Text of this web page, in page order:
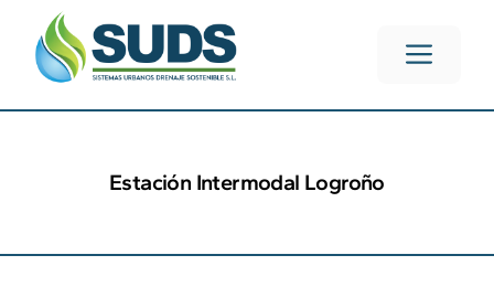
Estación Intermodal Logroño